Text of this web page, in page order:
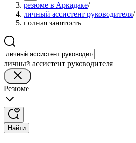
резюме в Аркадаке/
личный ассистент руководителя/
полная занятость
личный ассистент руководителя
Резюме
Найти